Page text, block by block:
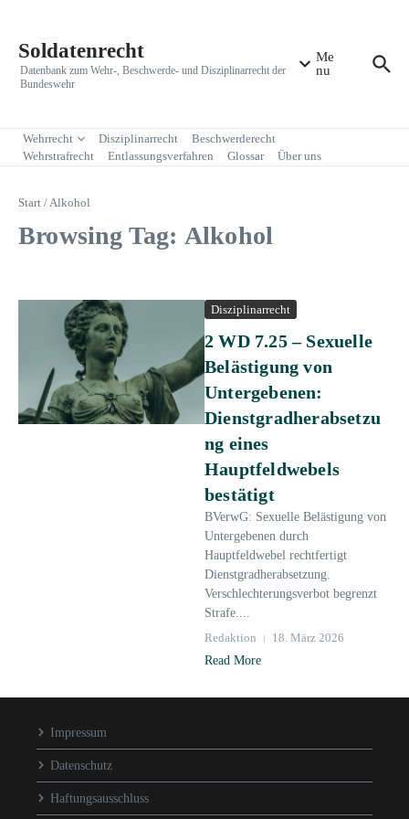
Soldatenrecht
Datenbank zum Wehr-, Beschwerde- und Disziplinarrecht der
Bundeswehr
Me
nu
Wehrrecht Disziplinarrecht
Beschwerderecht
Wehrstrafrecht
Entlassungsverfahren Glossar Über uns
Start /Alkohol
Browsing Tag: Alkohol
Disziplinarrecht
2 WD 7.25 – Sexuelle
Belästigung von
Untergebenen:
Dienstgradherabsetzu
ng eines
Hauptfeldwebels
bestätigt
BVerwG: Sexuelle Belästigung von
Untergebenen durch
Hauptfeldwebel rechtfertigt
Dienstgradherabsetzung.
Verschlechterungsverbot begrenzt
Strafe....
Redaktion
18. März 2026
Read More
Impressum
Datenschutz
Haftungsausschluss